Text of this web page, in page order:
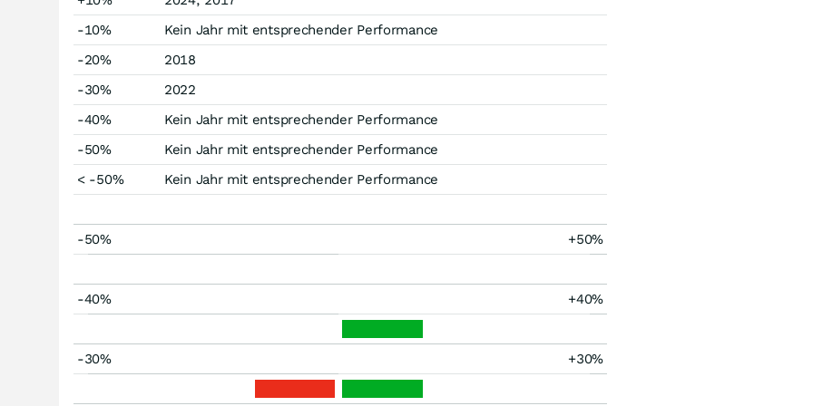
-10%
Kein Jahr mit entsprechender Performance
-20%
2018
-30%
2022
-40%
Kein Jahr mit entsprechender Performance
-50%
Kein Jahr mit entsprechender Performance
< -50%
Kein Jahr mit entsprechender Performance
-50% +50%
-40% +40%
-30% +30%